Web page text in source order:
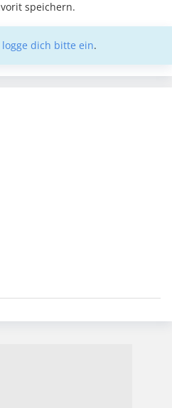
speichern.
logge dich bitte ein.